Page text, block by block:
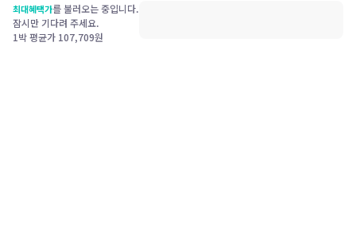
최대혜택가를 불러오는 중입니다.
잠시만 기다려 주세요.
1박 평균가 107,709원